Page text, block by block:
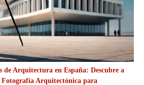
de Arquitectura en España: Descubre a
Fotografía Arquitectónica para